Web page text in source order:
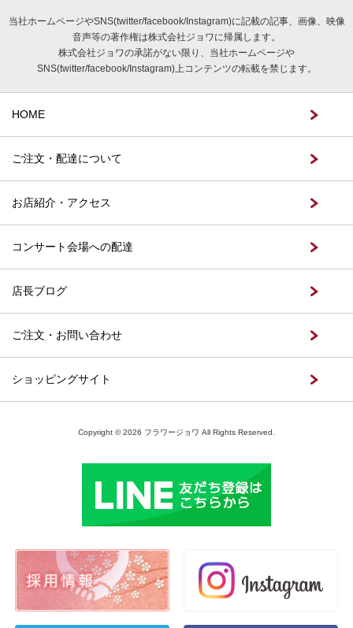
当社ホームページやSNS(twitter/facebook/Instagram)に記載の記事、画像、映像
音声等の著作権は株式会社ジョワに帰属します。
株式会社ジョワの承諾がない限り、当社ホームページや
SNS(twitter/facebook/Instagram)上コンテンツの転載を禁じます。
HOME
ご注文・配達について
お店紹介・アクセス
コンサート会場への配達
店長ブログ
ご注文・お問い合わせ
ショッピングサイト
Copyright © 2026 フラワージョワ All Rights Reserved.